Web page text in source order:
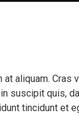
aliquam.
quis,
tincidunt et